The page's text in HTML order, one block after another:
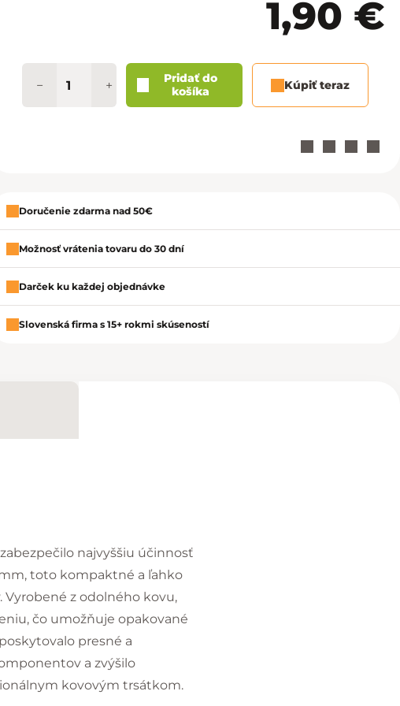
02/20 60 00 88
Martin - TULIP 02/20 60 00 77
02/20 60 00 71
1,90 €
+
−
Pridať do
košíka
Kúpiť teraz
Zavrieť
Doručenie zdarma nad 50€
Možnosť vrátenia tovaru do 30 dní
Darček ku každej objednávke
Slovenská firma s 15+ rokmi skúseností
najvyššiu účinnosť
toto kompaktné a ľahko
z odolného kovu,
čo umožňuje opakované
presné a
a zvýšilo
kovovým trsátkom.